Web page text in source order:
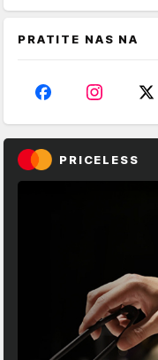
PRATITE NAS NA
PRICELESS